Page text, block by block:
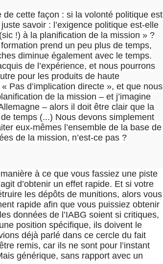
de cette façon : si la volonté politique est
savoir : l’exigence politique est-elle
!) à la planification de la mission » ?
prend un peu plus de temps,
diminue également avec le temps.
de l’expérience, et nous pourrons
pour les produits de haute
Pas d’implication directe », et que nous
de la mission – et j’imagine
– alors il doit être clair que la
temps (...) Nous devons simplement
eux-mêmes l’ensemble de la base de
de la mission, n’est-ce pas ?
à ce que vous fassiez une piste
d’obtenir un effet rapide. Et si votre
les dépôts de munitions, alors vous
rapide afin que vous puissiez obtenir
données de l’IABG soient si critiques,
position spécifique, ils doivent le
déjà parlé dans ce cercle du fait
remis, car ils ne sont pour l’instant
générique, sans rapport avec un